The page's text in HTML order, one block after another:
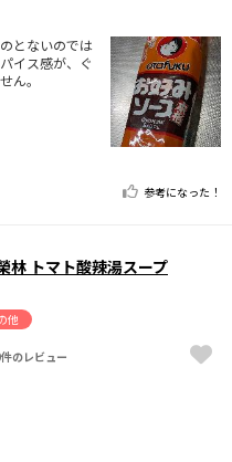
とないのでは
イス感が、ぐ
ん。
参考になった！
林 トマト酸辣湯スープ
他
のレビュー